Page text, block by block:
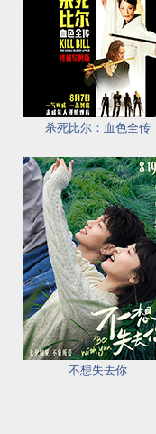
杀死比尔：血色全传
不想失去你